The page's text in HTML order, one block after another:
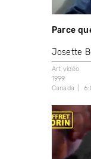
Parce
Josette
Art vidéo
1999
Canada